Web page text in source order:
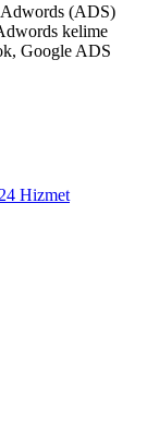
Adwords (ADS)
kelime
Google ADS
Hizmet